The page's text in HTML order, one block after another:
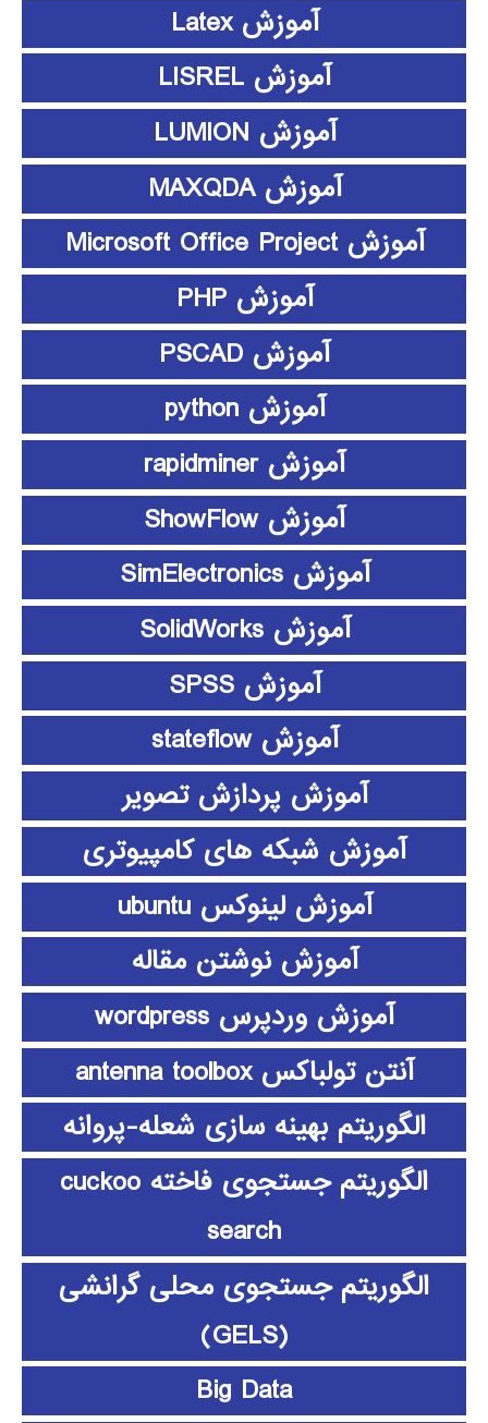
آموزش Latex
آموزش LISREL
آموزش LUMION
آموزش MAXQDA
آموزش Microsoft Office Project
آموزش PHP
آموزش PSCAD
آموزش python
آموزش rapidminer
آموزش ShowFlow
آموزش SimElectronics
آموزش SolidWorks
آموزش SPSS
آموزش stateflow
آموزش پردازش تصویر
آموزش شبکه های کامپیوتری
آموزش لینوکس ubuntu
آموزش نوشتن مقاله
آموزش وردپرس wordpress
آنتن تولباکس antenna toolbox
الگوریتم بهینه سازی شعله-پروانه
الگوریتم جستجوی فاخته cuckoo
search
الگوریتم جستجوی محلی گرانشی
(GELS)
Big Data